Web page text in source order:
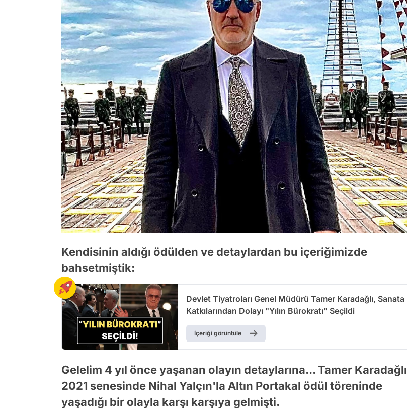
Kendisinin aldığı ödülden ve detaylardan bu içeriğimizde
bahsetmiştik:
Devlet Tiyatroları Genel Müdürü Tamer Karadağlı, Sanata
Katkılarından Dolayı "Yılın Bürokratı" Seçildi
İçeriği görüntüle
Gelelim 4 yıl önce yaşanan olayın detaylarına... Tamer Karadağlı
2021 senesinde Nihal Yalçın'la Altın Portakal ödül töreninde
yaşadığı bir olayla karşı karşıya gelmişti.